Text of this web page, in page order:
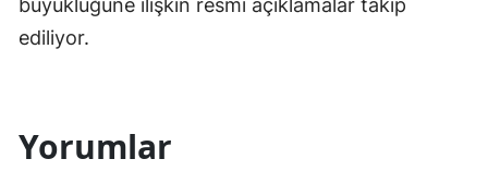
büyüklüğüne ilişkin resmi açıklamalar takip
ediliyor.
Yorumlar